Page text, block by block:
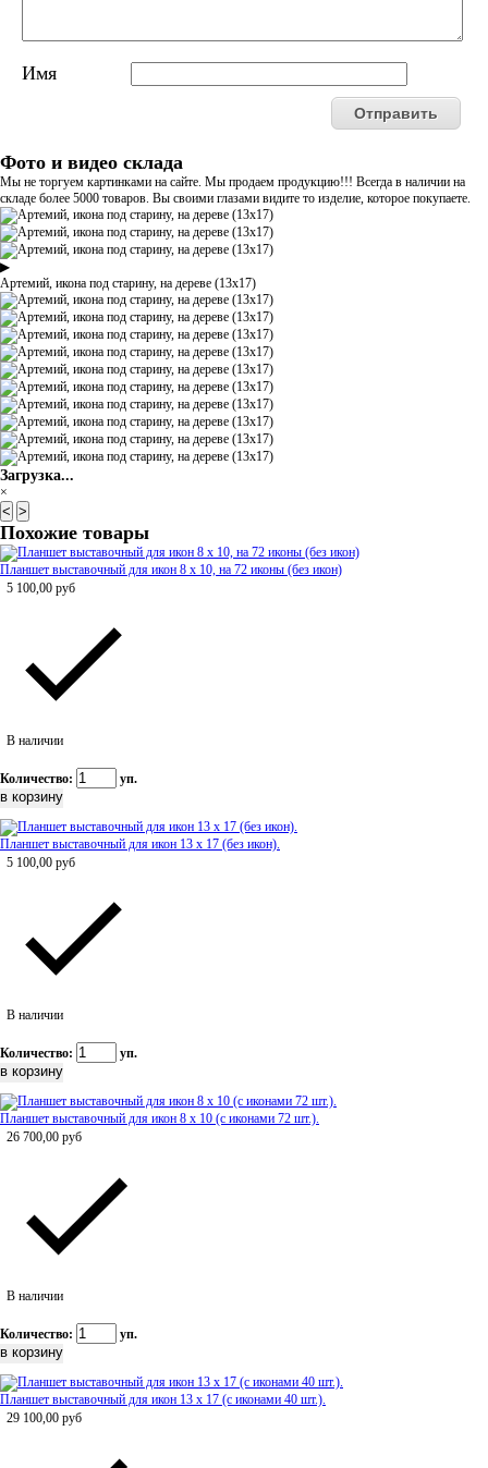
Имя
Фото и видео склада
Мы не торгуем картинками на сайте. Мы продаем продукцию!!! Всегда в наличии на
складе более 5000 товаров. Вы своими глазами видите то изделие, которое покупаете.
▶
Артемий, икона под старину, на дереве (13х17)
Загрузка...
×
< >
Похожие товары
Планшет выставочный для икон 8 х 10, на 72 иконы (без икон)
5 100,00 руб
В наличии
Количество: уп.
Планшет выставочный для икон 13 х 17 (без икон).
5 100,00 руб
В наличии
Количество: уп.
Планшет выставочный для икон 8 х 10 (с иконами 72 шт.).
26 700,00 руб
В наличии
Количество: уп.
Планшет выставочный для икон 13 х 17 (с иконами 40 шт.).
29 100,00 руб